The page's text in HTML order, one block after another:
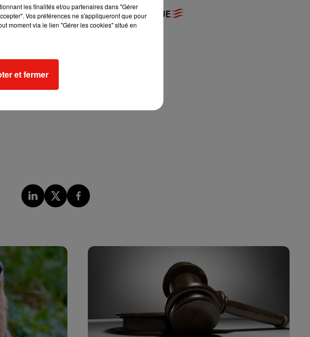
+ DE MUSIQUE
les finalités et/ou partenaires dans "Gérer
Vos préférences ne s'appliqueront que pour
moment via le lien "Gérer les cookies" situé en
et fermer